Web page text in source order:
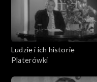
Ludzie i ich historie
Platerówki